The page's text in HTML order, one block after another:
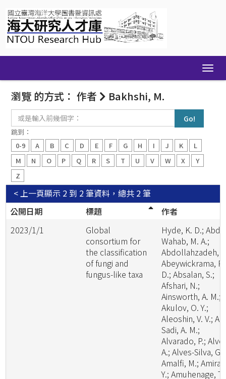
navigation
瀏覽 的方式： 作者 Bakhshi, M.
入
前
幾
個
跳到：
0-9
A B C D E F G H I J K
L
M
N O P Q R S T U V W X
Y
Z
顯示 2 到 2 筆資料，總共 2 筆
< 上一頁
公開日期
標題
作者
2023/1/1
Global
consortium for
the classification
of fungi and
fungus-like taxa
Hyde, K. D.;
Wahab, M. A.;
Abdollahzadeh,
Abeywickrama, P.
D.; Absalan, S.;
Afshari, N.;
Ainsworth, A. M.;
Akulov, O. Y.;
Aleoshin, V. V.; Al-
Sadi, A. M.;
Alvarado, P.;
A.; Alves-Silva, G.;
Amalfi, M.; Amira,
Y.; Amuhenage, T.